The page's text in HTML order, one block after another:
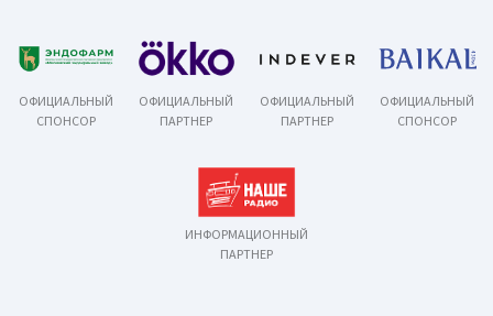
ОФИЦИАЛЬНЫЙ
СПОНСОР
ОФИЦИАЛЬНЫЙ
ПАРТНЕР
ОФИЦИАЛЬНЫЙ
ПАРТНЕР
ОФИЦИАЛЬНЫЙ
СПОНСОР
ИНФОРМАЦИОННЫЙ
ПАРТНЕР